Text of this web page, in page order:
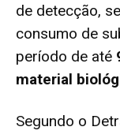
de detecção,
consumo de
período de até
material
Segundo o